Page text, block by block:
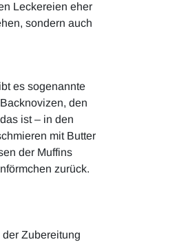
Leckereien eher
sondern auch
es sogenannte
den
ist – in den
mit Butter
der Muffins
zurück.
Zubereitung